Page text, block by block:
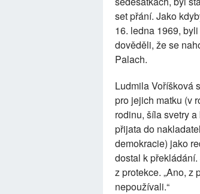
set přání. Jako
16. ledna 1969,
dověděli, že se
Palach.
Ludmila Voříšková
pro jejich matku (v
rodinu, šíla svetry
přijata do
demokracie) jako
dostal k
z protekce. „Ano, z
nepoužívali.“